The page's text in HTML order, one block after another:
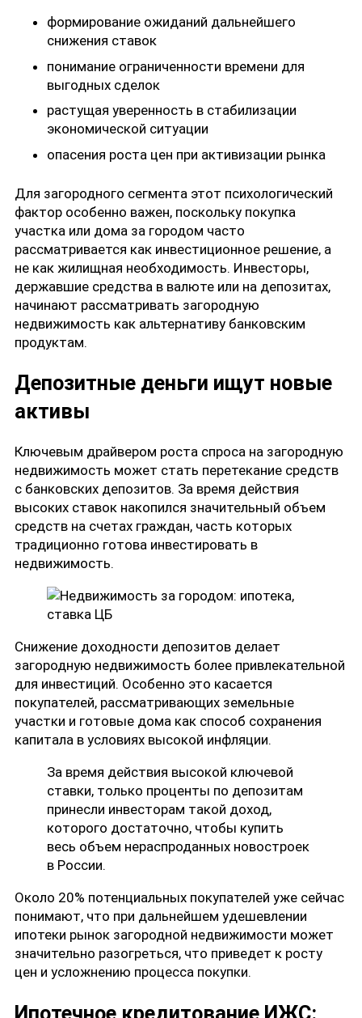
формирование ожиданий дальнейшего
снижения ставок
понимание ограниченности времени для
выгодных сделок
растущая уверенность в стабилизации
экономической ситуации
опасения роста цен при активизации рынка
Для загородного сегмента этот психологический
фактор особенно важен, поскольку покупка
участка или дома за городом часто
рассматривается как инвестиционное решение, а
не как жилищная необходимость. Инвесторы,
державшие средства в валюте или на депозитах,
начинают рассматривать загородную
недвижимость как альтернативу банковским
продуктам.
Депозитные деньги ищут новые
активы
Ключевым драйвером роста спроса на загородную
недвижимость может стать перетекание средств
с банковских депозитов. За время действия
высоких ставок накопился значительный объем
средств на счетах граждан, часть которых
традиционно готова инвестировать в
недвижимость.
Снижение доходности депозитов делает
загородную недвижимость более привлекательной
для инвестиций. Особенно это касается
покупателей, рассматривающих земельные
участки и готовые дома как способ сохранения
капитала в условиях высокой инфляции.
За время действия высокой ключевой
ставки, только проценты по депозитам
принесли инвесторам такой доход,
которого достаточно, чтобы купить
весь объем нераспроданных новостроек
в России.
Около 20% потенциальных покупателей уже сейчас
понимают, что при дальнейшем удешевлении
ипотеки рынок загородной недвижимости может
значительно разогреться, что приведет к росту
цен и усложнению процесса покупки.
Ипотечное кредитование ИЖС: